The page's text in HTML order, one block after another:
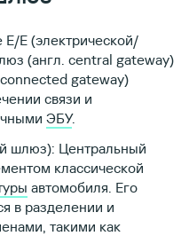
E/E (электрической/
(англ. central gateway)
gateway)
связи и
ЭБУ.
шлюз): Центральный
классической
автомобиля. Его
в разделении и
такими как